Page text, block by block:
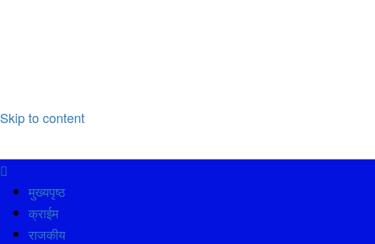
Skip to content
मुख्यपृष्ठ
क्राईम
राजकीय